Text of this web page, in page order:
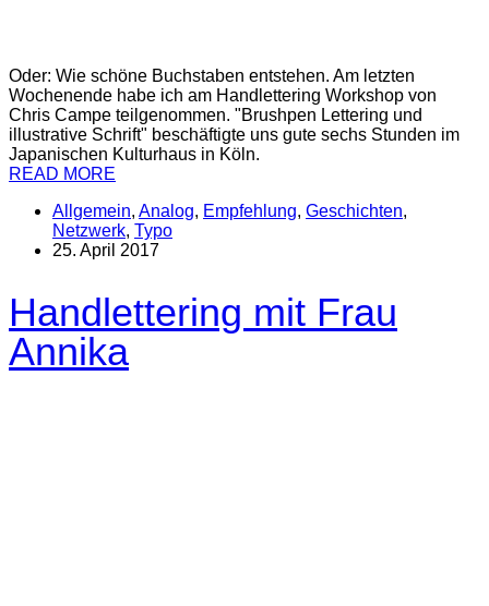
Oder: Wie schöne Buchstaben entstehen. Am letzten
Wochenende habe ich am Handlettering Workshop von
Chris Campe teilgenommen. "Brushpen Lettering und
illustrative Schrift" beschäftigte uns gute sechs Stunden im
Japanischen Kulturhaus in Köln.
READ MORE
Allgemein, Analog, Empfehlung, Geschichten,
Netzwerk, Typo
25. April 2017
Handlettering mit Frau
Annika